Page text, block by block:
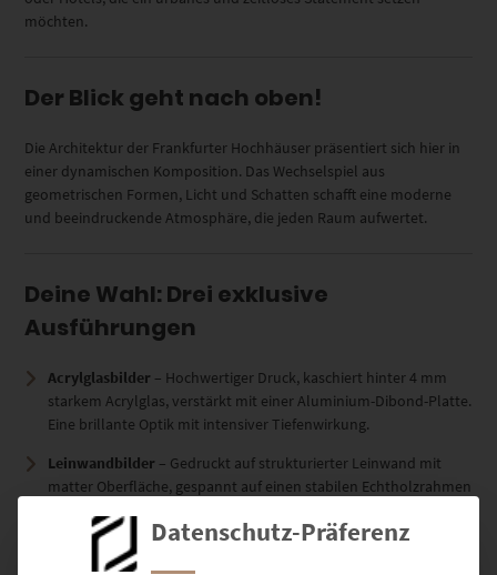
möchten.
Der Blick geht nach oben!
Die Architektur der Frankfurter Hochhäuser präsentiert sich hier in
einer dynamischen Komposition. Das Wechselspiel aus
geometrischen Formen, Licht und Schatten schafft eine moderne
und beeindruckende Atmosphäre, die jeden Raum aufwertet.
Deine Wahl: Drei exklusive
Ausführungen
Acrylglasbilder – Hochwertiger Druck, kaschiert hinter 4 mm
starkem Acrylglas, verstärkt mit einer Aluminium-Dibond-Platte.
Eine brillante Optik mit intensiver Tiefenwirkung.
Leinwandbilder – Gedruckt auf strukturierter Leinwand mit
matter Oberfläche, gespannt auf einen stabilen Echtholzrahmen
– Flexibler Druck auf seidenmattes Premium-Papier, das
Datenschutz-Präferenz